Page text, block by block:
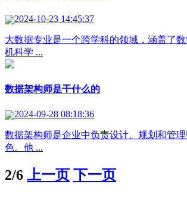
2024-10-23 14:45:37
大数据专业是一个跨学科的领域，涵盖了
机科学 ...
数据架构师是干什么的
2024-09-28 08:18:36
数据架构师是企业中负责设计、规划和管
色。他 ...
2/6 上一页 下一页